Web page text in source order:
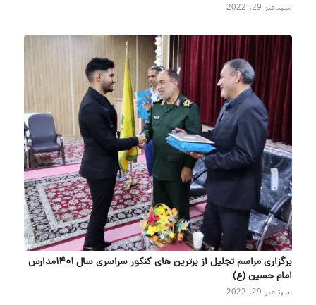
سپتامبر 29, 2022
برگزاری مراسم تجلیل از برترین های کنکور سراسری سال ۱۴۰۱مدارس
امام حسین (ع)
سپتامبر 29, 2022